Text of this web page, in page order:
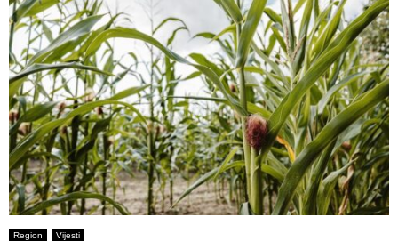
Region Vijesti